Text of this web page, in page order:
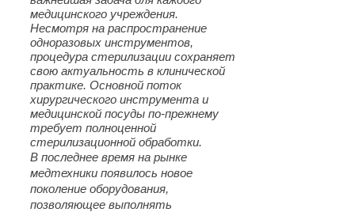
медицинского учреждения.
Несмотря на распространение
одноразовых инструментов,
процедура стерилизации сохраняет
свою актуальность в клинической
практике. Основной поток
хирургического инструмента и
медицинской посуды по-прежнему
требует полноценной
стерилизационной обработки.
В последнее время на рынке
медтехники появилось новое
поколение оборудования,
позволяющее выполнять